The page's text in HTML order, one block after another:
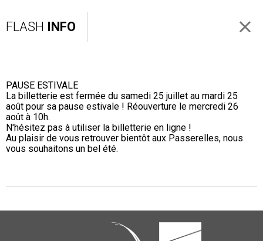
FLASH INFO
PAUSE ESTIVALE
La billetterie est fermée du samedi 25 juillet au mardi 25
août pour sa pause estivale ! Réouverture le mercredi 26
août à 10h.
N'hésitez pas à utiliser la billetterie en ligne !
Au plaisir de vous retrouver bientôt aux Passerelles, nous
vous souhaitons un bel été.